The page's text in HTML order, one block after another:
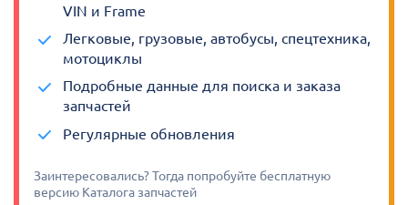
VIN и Frame
Легковые, грузовые, автобусы, спецтехника,
мотоциклы
Подробные данные для поиска и заказа
запчастей
Регулярные обновления
Заинтересовались? Тогда попробуйте бесплатную
версию Каталога запчастей